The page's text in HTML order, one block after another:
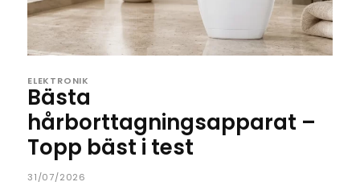
ELEKTRONIK
Bästa
hårborttagningsapparat –
Topp bäst i test
31/07/2026